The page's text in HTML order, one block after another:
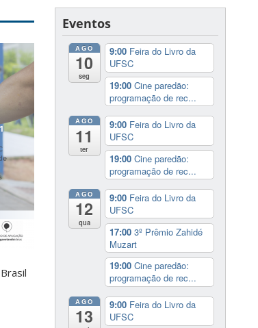
Eventos
AGO
10
seg
9:00 Feira do Livro da
UFSC
19:00 Cine paredão:
programação de rec...
AGO
11
ter
9:00 Feira do Livro da
UFSC
19:00 Cine paredão:
programação de rec...
AGO
12
qua
9:00 Feira do Livro da
UFSC
17:00 3º Prêmio Zahidé
Muzart
19:00 Cine paredão:
programação de rec...
AGO
13
9:00 Feira do Livro da
UFSC